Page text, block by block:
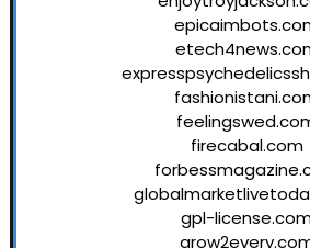
firecabal.com
gpl-